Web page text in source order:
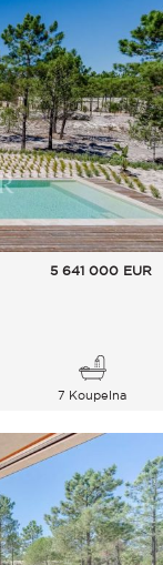
5 641 000 EUR
7 Koupelna